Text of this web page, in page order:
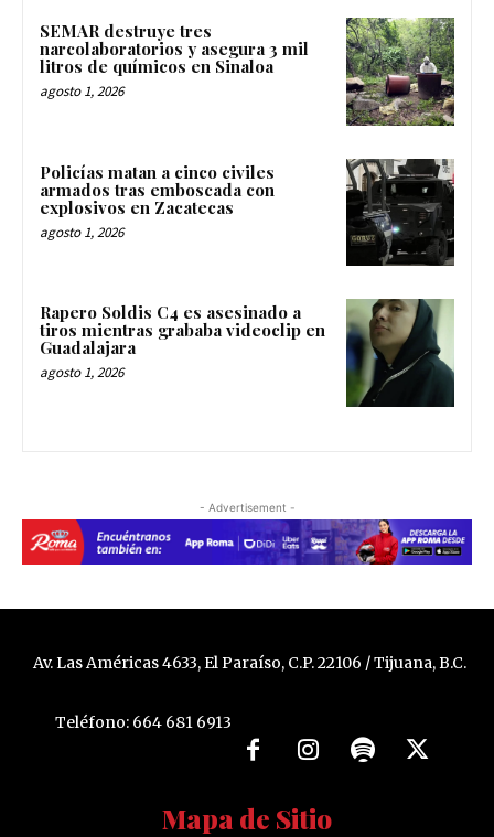
SEMAR destruye tres
narcolaboratorios y asegura 3 mil
litros de químicos en Sinaloa
agosto 1, 2026
Policías matan a cinco civiles
armados tras emboscada con
explosivos en Zacatecas
agosto 1, 2026
Rapero Soldis C4 es asesinado a
tiros mientras grababa videoclip en
Guadalajara
agosto 1, 2026
- Advertisement -
Av. Las Américas 4633, El Paraíso, C.P. 22106 / Tijuana, B.C.
Teléfono: 664 681 6913
Mapa de Sitio